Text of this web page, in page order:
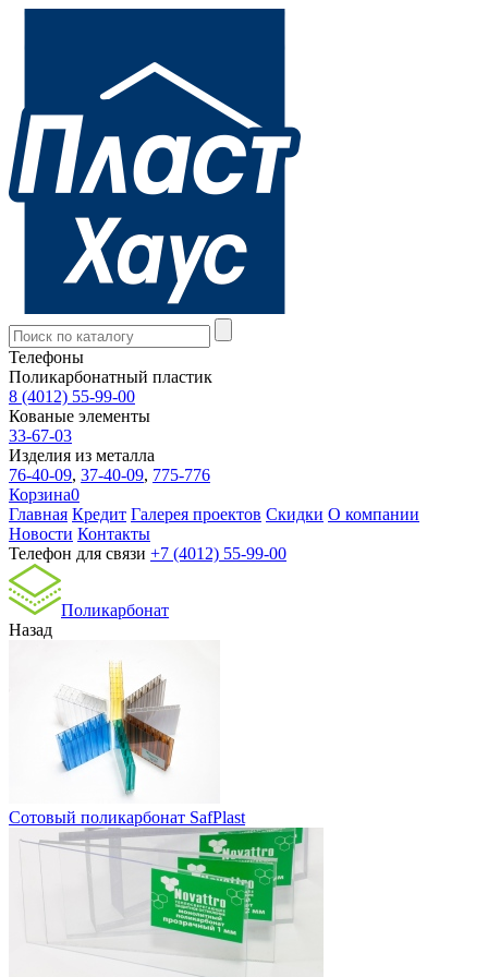
Телефоны
Поликарбонатный пластик
8 (4012) 55-99-00
Кованые элементы
33-67-03
Изделия из металла
76-40-09, 37-40-09, 775-776
Корзина0
Главная Кредит Галерея проектов Скидки О компании
Новости Контакты
Телефон для связи +7 (4012) 55-99-00
Поликарбонат
Назад
Сотовый поликарбонат SafPlast